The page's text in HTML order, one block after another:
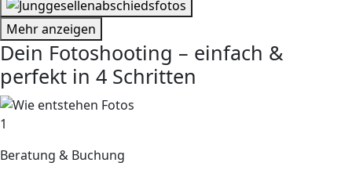
Mehr anzeigen
Dein Fotoshooting – einfach &
perfekt in 4 Schritten
1
Beratung & Buchung